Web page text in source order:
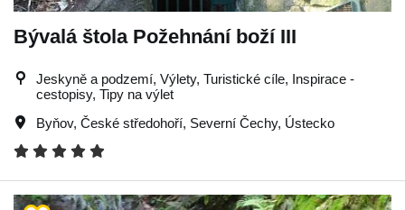
Bývalá štola Požehnání boží III
Jeskyně a podzemí, Výlety, Turistické cíle, Inspirace -
cestopisy, Tipy na výlet
Byňov, České středohoří, Severní Čechy, Ústecko